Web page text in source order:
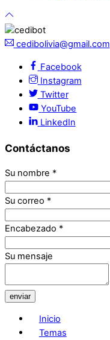
cedibolivia@gmail.com
Facebook
Instagram
Twitter
YouTube
LinkedIn
Contáctanos
Su nombre *
Su correo *
Encabezado *
Su mensaje
enviar
Inicio
Temas